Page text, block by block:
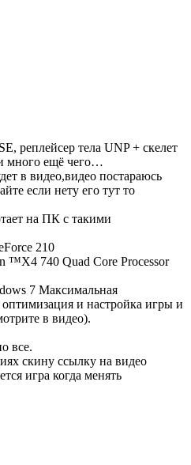
реплейсер тела UNP + скелет
много ещё чего…
в видео,видео постараюсь
если нету его тут то
на ПК с такими
210
740 Quad Core Processor
7 Максимальная
и настройка игры и
в видео).
все.
скину ссылку на видео
игра когда менять